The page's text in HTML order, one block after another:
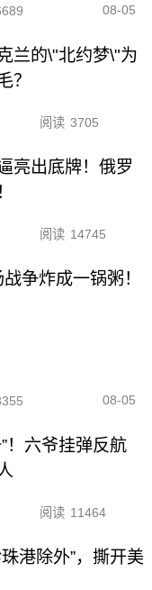
08-05
兰的\"北约梦\"为
？
阅读 3705
亮出底牌！俄罗
阅读 14745
争炸成一锅粥！
08-05
！六爷挂弹反航
阅读 11464
港除外”，撕开美